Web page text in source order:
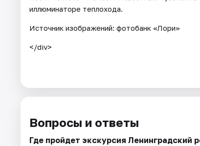
иллюминаторе теплохода.
Источник изображений: фотобанк «Лори»
</div>
Вопросы и ответы
Где пройдет экскурсия